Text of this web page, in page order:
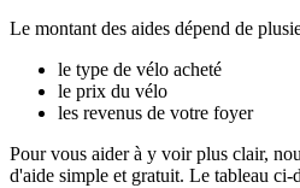
Le montant des aides dépend de
le type de vélo acheté
le prix du vélo
les revenus de votre foyer
Pour vous aider à y voir plus clair,
d'aide simple et gratuit. Le tableau ci-